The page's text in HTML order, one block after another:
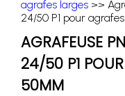
agrafes larges >>
24/50 P1 pour
AGRAFEUSE
24/50 P1
50MM